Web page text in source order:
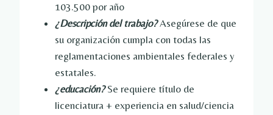
103.500 por año
¿Descripción del trabajo?Asegúrese de que
su organización cumpla con todas las
reglamentaciones ambientales federales y
estatales.
¿educación?Se requiere título de
licenciatura + experiencia en salud/ciencia